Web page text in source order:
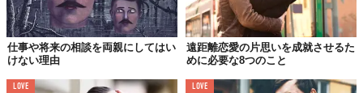
必ず通らなければならない道です。
仕事や将来の相談を両親にしてはい
けない理由
遠距離恋愛の片思いを成就させるた
めに必要な8つのこと
LOVE LOVE